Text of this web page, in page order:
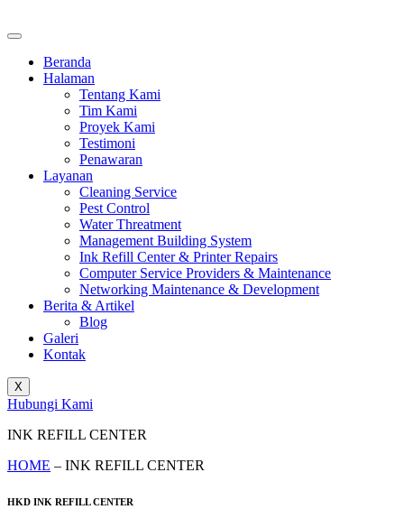
Beranda
Halaman
Tentang Kami
Tim Kami
Proyek Kami
Testimoni
Penawaran
Layanan
Cleaning Service
Pest Control
Water Threatment
Management Building System
Ink Refill Center & Printer Repairs
Computer Service Providers & Maintenance
Networking Maintenance & Development
Berita & Artikel
Blog
Galeri
Kontak
X
Hubungi Kami
INK REFILL CENTER
HOME – INK REFILL CENTER
HKD INK REFILL CENTER